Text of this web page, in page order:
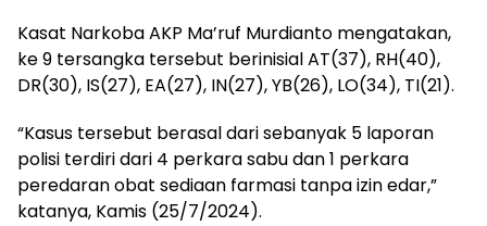
Kasat Narkoba AKP Ma’ruf Murdianto mengatakan,
ke 9 tersangka tersebut berinisial AT(37), RH(40),
DR(30), IS(27), EA(27), IN(27), YB(26), LO(34), TI(21).
“Kasus tersebut berasal dari sebanyak 5 laporan
polisi terdiri dari 4 perkara sabu dan 1 perkara
peredaran obat sediaan farmasi tanpa izin edar,”
katanya, Kamis (25/7/2024).